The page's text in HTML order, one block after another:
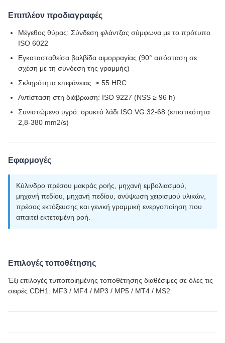
Επιπλέον προδιαγραφές
Μέγεθος θύρας: Σύνδεση φλάντζας σύμφωνα με το πρότυπο
ISO 6022
Εγκατασταθείσα βαλβίδα αιμορραγίας (90° απόσταση σε
σχέση με τη σύνδεση της γραμμής)
Σκληρότητα επιφάνειας: ≥ 55 HRC
Αντίσταση στη διάβρωση: ISO 9227 (NSS ≥ 96 h)
Συνιστώμενο υγρό: ορυκτό λάδι ISO VG 32-68 (επιστικότητα
2,8-380 mm2/s)
Εφαρμογές
Κύλινδρο πρέσου μακράς ροής, μηχανή εμβολιασμού,
μηχανή πεδίου, μηχανή πεδίου, ανύψωση χειρισμού υλικών,
πρέσος εκτόξευσης και γενική γραμμική ενεργοποίηση που
απαιτεί εκτεταμένη ροή.
Επιλογές τοποθέτησης
Έξι επιλογές τυποποιημένης τοποθέτησης διαθέσιμες σε όλες τις
σειρές CDH1: MF3 / MF4 / MP3 / MP5 / MT4 / MS2